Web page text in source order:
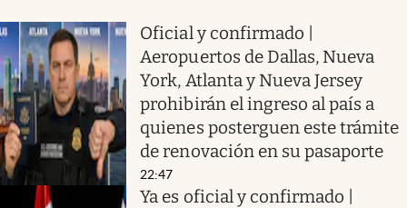
Oficial y confirmado |
Aeropuertos de Dallas, Nueva
York, Atlanta y Nueva Jersey
prohibirán el ingreso al país a
quienes posterguen este trámite
de renovación en su pasaporte
22:47
Ya es oficial y confirmado |